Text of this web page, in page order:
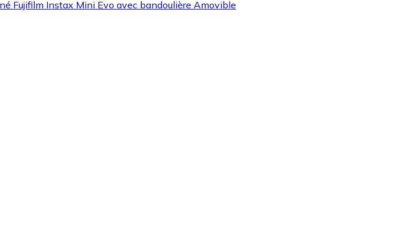
Fujifilm Instax Mini Evo avec bandoulière Amovible